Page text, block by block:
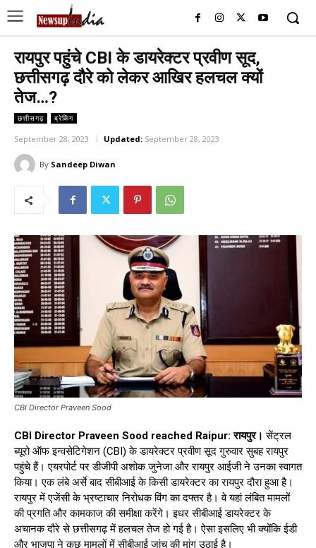
रायपुर पहुंचे CBI के डायरेक्टर प्रवीण सूद,
छत्तीसगढ़ दौरे को लेकर आखिर हलचल क्यों
तेज…?
छत्तीसगढ़ ब्रेकिंग
September 28, 2023 Updated: September 28, 2023
By Sandeep Diwan
CBI Director Praveen Sood
CBI Director Praveen Sood reached Raipur: रायपुर। सेंट्रल
ब्यूरो ऑफ इन्वसेटिगेशन (CBI) के डायरेक्टर प्रवीण सूद गुरुवार सुबह रायपुर
पहुंचे हैं। एयरपोर्ट पर डीजीपी अशोक जुनेजा और रायपुर आईजी ने उनका स्वागत
किया। एक लंबे अर्से बाद सीबीआई के किसी डायरेक्टर का रायपुर दौरा हुआ है।
रायपुर में एजेंसी के भ्रष्टाचार निरोधक विंग का दफ्तर है। वे यहां लंबित मामलों
की प्रगति और कामकाज की समीक्षा करेंगे। इधर सीबीआई डायरेक्टर के
अचानक दौरे से छत्तीसगढ़ में हलचल तेज हो गई है। ऐसा इसलिए भी क्योंकि ईडी
और भाजपा ने कुछ मामलों में सीबीआई जांच की मांग उठाई है।